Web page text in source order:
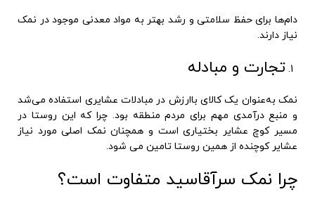
دام‌ها برای حفظ سلامتی و رشد بهتر به مواد معدنی موجود در نمک
نیاز دارند.
تجارت و مبادله
نمک به‌عنوان یک کالای باارزش در مبادلات عشایری استفاده می‌شد
و منبع درآمدی مهم برای مردم منطقه بود. چرا که این روستا در
مسیر کوچ عشایر بختیاری است و همچنان نمک اصلی مورد نیاز
عشایر کوچنده از همین روستا تامین می شود.
چرا نمک سرآقاسید متفاوت است؟